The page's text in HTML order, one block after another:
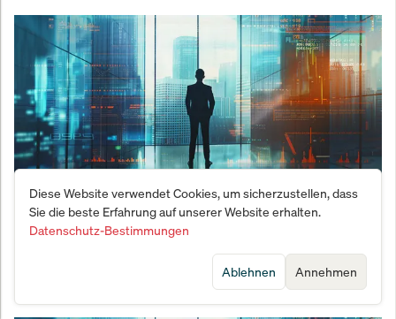
kleinen, agilen Nationen gehört
Diese Website verwendet Cookies, um sicherzustellen, dass
Sie die beste Erfahrung auf unserer Website erhalten.
Datenschutz-Bestimmungen
Annehmen
Ablehnen